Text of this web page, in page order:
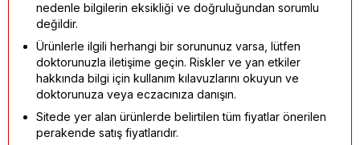
nedenle bilgilerin eksikliği ve doğruluğundan sorumlu
değildir.
Ürünlerle ilgili herhangi bir sorununuz varsa, lütfen
doktorunuzla iletişime geçin. Riskler ve yan etkiler
hakkında bilgi için kullanım kılavuzlarını okuyun ve
doktorunuza veya eczacınıza danışın.
Sitede yer alan ürünlerde belirtilen tüm fiyatlar önerilen
perakende satış fiyatlarıdır.